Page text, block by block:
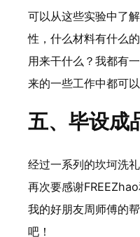
可以从这些实验中了
性，什么材料有什么
用来干什么？我都有
来的一些工作中都可
五、毕设成
经过一系列的坎坷洗
再次要感谢
我的好朋友周师傅的
吧！